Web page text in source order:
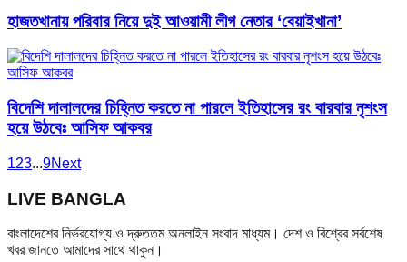
হাজতখানায় পরিবার নিয়ে দুই আওয়ামী লীগ নেতার ‘বেয়াইখানা’
বিদেশি দালালদের চিহ্নিত করতে না পারলে ইতিহাসের রং বারবার নৃশংস
হয়ে উঠবেঃ আসিফ আকবর
123...9Next
LIVE BANGLA
বাংলাদেশের নির্ভরযোগ্য ও দ্রুততম অনলাইন সংবাদ মাধ্যম। দেশ ও বিশ্বের সর্বশেষ
খবর জানতে আমাদের সাথে থাকুন।